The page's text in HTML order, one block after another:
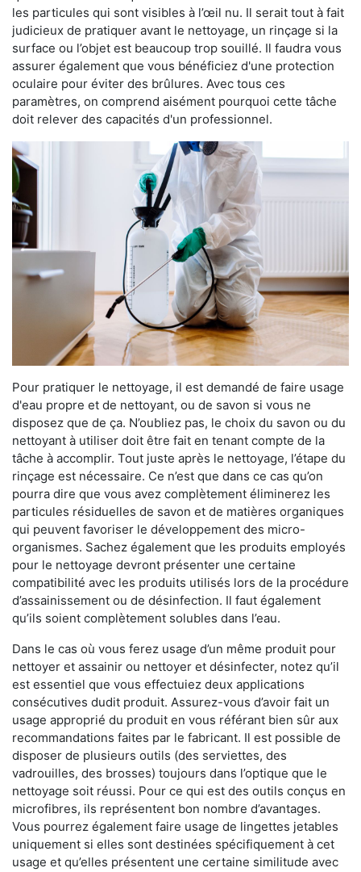
les particules qui sont visibles à l’œil nu. Il serait tout à fait
judicieux de pratiquer avant le nettoyage, un rinçage si la
surface ou l’objet est beaucoup trop souillé. Il faudra vous
assurer également que vous bénéficiez d'une protection
oculaire pour éviter des brûlures. Avec tous ces
paramètres, on comprend aisément pourquoi cette tâche
doit relever des capacités d'un professionnel.
Pour pratiquer le nettoyage, il est demandé de faire usage
d'eau propre et de nettoyant, ou de savon si vous ne
disposez que de ça. N’oubliez pas, le choix du savon ou du
nettoyant à utiliser doit être fait en tenant compte de la
tâche à accomplir. Tout juste après le nettoyage, l’étape du
rinçage est nécessaire. Ce n’est que dans ce cas qu’on
pourra dire que vous avez complètement éliminerez les
particules résiduelles de savon et de matières organiques
qui peuvent favoriser le développement des micro-
organismes. Sachez également que les produits employés
pour le nettoyage devront présenter une certaine
compatibilité avec les produits utilisés lors de la procédure
d’assainissement ou de désinfection. Il faut également
qu’ils soient complètement solubles dans l’eau.
Dans le cas où vous ferez usage d’un même produit pour
nettoyer et assainir ou nettoyer et désinfecter, notez qu’il
est essentiel que vous effectuiez deux applications
consécutives dudit produit. Assurez-vous d’avoir fait un
usage approprié du produit en vous référant bien sûr aux
recommandations faites par le fabricant. Il est possible de
disposer de plusieurs outils (des serviettes, des
vadrouilles, des brosses) toujours dans l’optique que le
nettoyage soit réussi. Pour ce qui est des outils conçus en
microfibres, ils représentent bon nombre d’avantages.
Vous pourrez également faire usage de lingettes jetables
uniquement si elles sont destinées spécifiquement à cet
usage et qu’elles présentent une certaine similitude avec